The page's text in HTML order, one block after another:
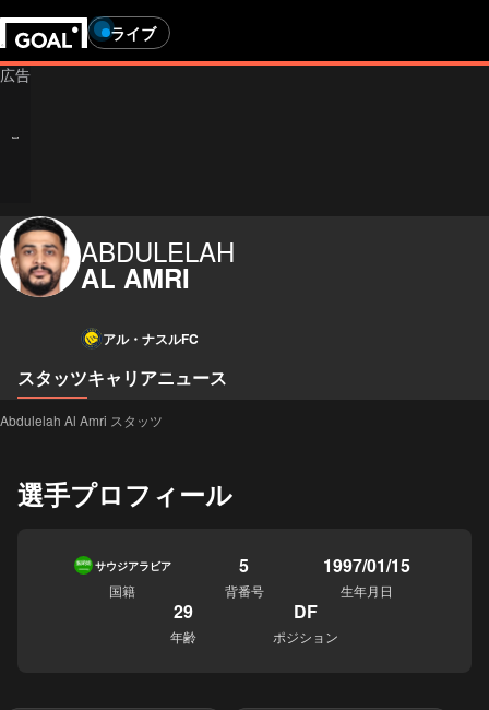
ライブ
ABDULELAH
AL AMRI
アル・ナスルFC
スタッツキャリアニュース
Abdulelah Al Amri スタッツ
選手プロフィール
サウジアラビア
国籍
5
背番号
1997/01/15
生年月日
29
年齢
DF
ポジション